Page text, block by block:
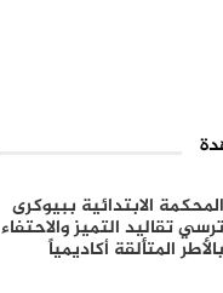
المحكمة الابتدائية ببيوكرى
ترسي تقاليد التميز والاحتفاء
بالأطر المتألقة أكاديمياً